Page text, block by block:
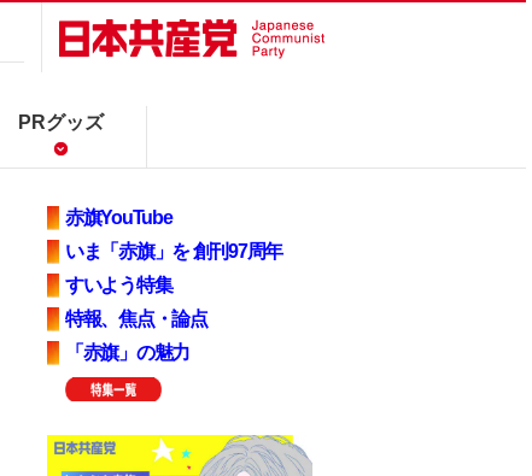
PRグッズ
赤旗YouTube
いま「赤旗」を 創刊97周年
すいよう特集
特報、焦点・論点
「赤旗」の魅力